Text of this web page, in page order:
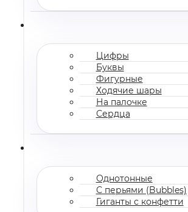
Цифры
Буквы
Фигурные
Ходячие шары
На палочке
Сердца
Однотонные
С перьями (Bubbles)
Гиганты с конфетти